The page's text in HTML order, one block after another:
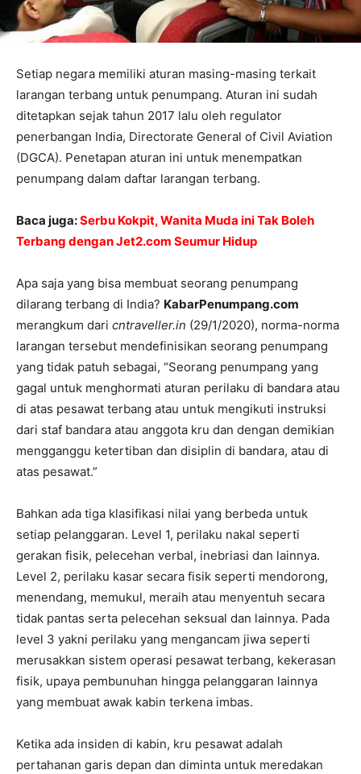
Setiap negara memiliki aturan masing-masing terkait
larangan terbang untuk penumpang. Aturan ini sudah
ditetapkan sejak tahun 2017 lalu oleh regulator
penerbangan India, Directorate General of Civil Aviation
(DGCA). Penetapan aturan ini untuk menempatkan
penumpang dalam daftar larangan terbang.
Baca juga:Serbu Kokpit, Wanita Muda ini Tak Boleh
Terbang dengan Jet2.com Seumur Hidup
Apa saja yang bisa membuat seorang penumpang
dilarang terbang di India? KabarPenumpang.com
merangkum dari cntraveller.in (29/1/2020), norma-norma
larangan tersebut mendefinisikan seorang penumpang
yang tidak patuh sebagai, “Seorang penumpang yang
gagal untuk menghormati aturan perilaku di bandara atau
di atas pesawat terbang atau untuk mengikuti instruksi
dari staf bandara atau anggota kru dan dengan demikian
mengganggu ketertiban dan disiplin di bandara, atau di
atas pesawat.”
Bahkan ada tiga klasifikasi nilai yang berbeda untuk
setiap pelanggaran. Level 1, perilaku nakal seperti
gerakan fisik, pelecehan verbal, inebriasi dan lainnya.
Level 2, perilaku kasar secara fisik seperti mendorong,
menendang, memukul, meraih atau menyentuh secara
tidak pantas serta pelecehan seksual dan lainnya. Pada
level 3 yakni perilaku yang mengancam jiwa seperti
merusakkan sistem operasi pesawat terbang, kekerasan
fisik, upaya pembunuhan hingga pelanggaran lainnya
yang membuat awak kabin terkena imbas.
Ketika ada insiden di kabin, kru pesawat adalah
pertahanan garis depan dan diminta untuk meredakan